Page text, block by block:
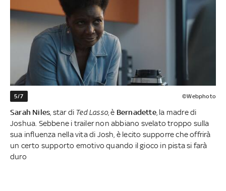
5/7 ©Webphoto
Sarah Niles , star di Ted Lasso, è Bernadette, la madre di
Joshua. Sebbene i trailer non abbiano svelato troppo sulla
sua influenza nella vita di Josh, è lecito supporre che offrirà
un certo supporto emotivo quando il gioco in pista si farà
duro